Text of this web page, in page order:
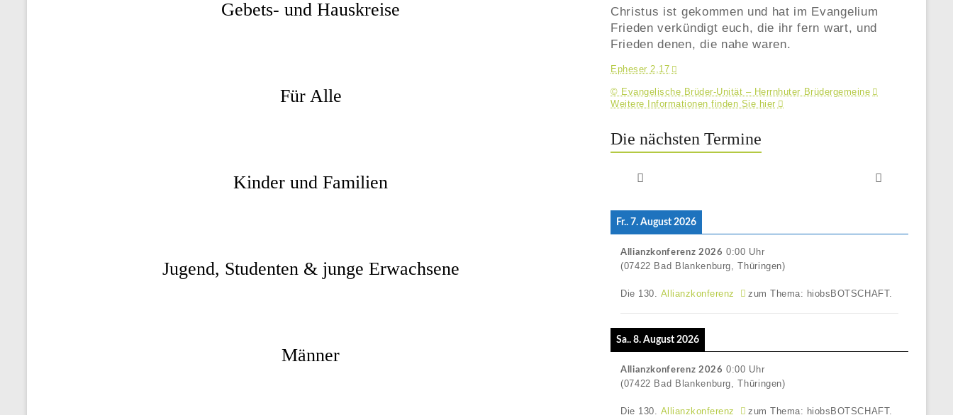
Gebets- und Hauskreise
Für Alle
Kinder und Familien
Jugend, Studenten & junge Erwachsene
Männer
Christus ist gekommen und hat im Evangelium
Frieden verkündigt euch, die ihr fern wart, und
Frieden denen, die nahe waren.
Epheser 2,17
© Evangelische Brüder-Unität – Herrnhuter Brüdergemeine
Weitere Informationen finden Sie hier
Die nächsten Termine
Fr.. 7. August 2026
Allianzkonferenz 2026 0:00 Uhr
(07422 Bad Blankenburg, Thüringen)
Die 130. Allianzkonferenz zum Thema: hiobsBOTSCHAFT.
Sa.. 8. August 2026
Allianzkonferenz 2026 0:00 Uhr
(07422 Bad Blankenburg, Thüringen)
Die 130. Allianzkonferenz zum Thema: hiobsBOTSCHAFT.